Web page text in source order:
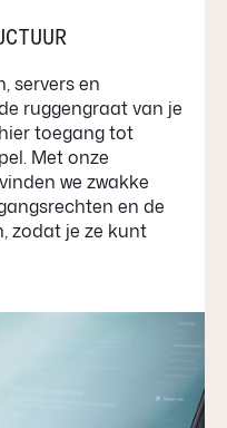
servers en
ruggengraat van je
toegang tot
Met onze
we zwakke
en de
zodat je ze kunt